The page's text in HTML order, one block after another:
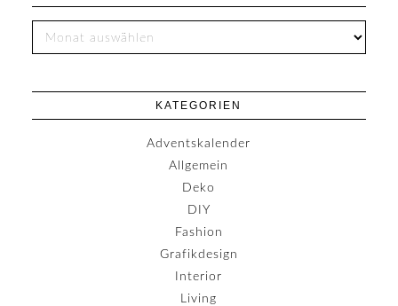
KATEGORIEN
Adventskalender
Allgemein
Deko
DIY
Fashion
Grafikdesign
Interior
Living